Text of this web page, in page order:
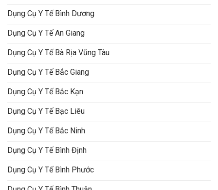
Dụng Cụ Y Tế Bình Dương
Dụng Cụ Y Tế An Giang
Dụng Cụ Y Tế Bà Rịa Vũng Tàu
Dụng Cụ Y Tế Bắc Giang
Dụng Cụ Y Tế Bắc Kạn
Dụng Cụ Y Tế Bạc Liêu
Dụng Cụ Y Tế Bắc Ninh
Dụng Cụ Y Tế Bình Định
Dụng Cụ Y Tế Bình Phước